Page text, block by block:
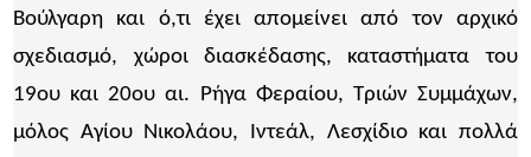
Βούλγαρη και ό,τι έχει απομείνει από τον αρχικό
σχεδιασμό, χώροι διασκέδασης, καταστήματα του
19ου και 20ου αι. Ρήγα Φεραίου, Τριών Συμμάχων,
μόλος Αγίου Νικολάου, Ιντεάλ, Λεσχίδιο και πολλά